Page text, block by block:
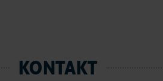
KONTAKT